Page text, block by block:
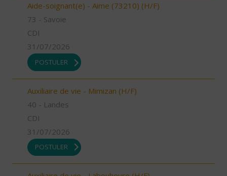
Aide-soignant(e) - Aime (73210) (H/F)
73 - Savoie
CDI
31/07/2026
POSTULER
Auxiliaire de vie - Mimizan (H/F)
40 - Landes
CDI
31/07/2026
POSTULER